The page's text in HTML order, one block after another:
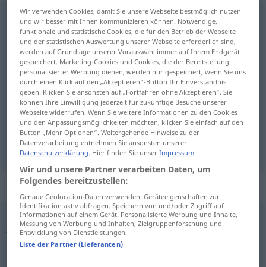
reizbaradj
Übersicht aller Übersetzungen
(Für mehr Details die Übersetzung anklicken/antippen)
irritable
irritable reizbar
Synonyme für "reizbar"
jähzornig,grantig (ugs.),aufbrausend,zornig ,impulsiv
unbeherrscht,ungehalten (geh.)
Wir verwenden Cookies, damit Sie unsere Webseite bestmöglich nutzen
und wir besser mit Ihnen kommunizieren können. Notwendige,
funktionale und statistische Cookies, die für den Betrieb der Webseite
und der statistischen Auswertung unserer Webseite erforderlich sind,
werden auf Grundlage unserer Vorauswahl immer auf Ihrem Endgerät
gespeichert. Marketing-Cookies und Cookies, die der Bereitstellung
personalisierter Werbung dienen, werden nur gespeichert, wenn Sie uns
durch einen Klick auf den „Akzeptieren“-Button Ihr Einverständnis
geben. Klicken Sie ansonsten auf „Fortfahren ohne Akzeptieren“. Sie
können Ihre Einwilligung jederzeit für zukünftige Besuche unserer
Webseite widerrufen. Wenn Sie weitere Informationen zu den Cookies
und den Anpassungsmöglichkeiten möchten, klicken Sie einfach auf den
Button „Mehr Optionen“. Weitergehende Hinweise zu der
Datenverarbeitung entnehmen Sie ansonsten unserer
Datenschutzerklärung. Hier finden Sie unserImpressum.
Wir und unsere Partner verarbeiten Daten, um
Folgendes bereitzustellen:
Genaue Geolocation-Daten verwenden. Geräteeigenschaften zur
Identifikation aktiv abfragen. Speichern von und/oder Zugriff auf
Informationen auf einem Gerät. Personalisierte Werbung und Inhalte,
Messung von Werbung und Inhalten, Zielgruppenforschung und
Entwicklung von Dienstleistungen.
Liste der Partner (Lieferanten)